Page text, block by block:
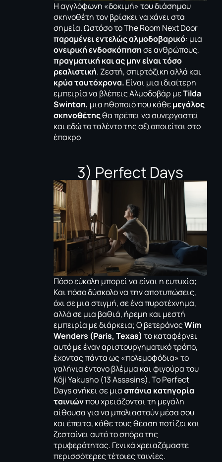
Η αγγλόφωνη «δοκιμή» του διάσημου
σκηνοθέτη τον βρίσκει να χάνει στα
σημεία. Ωστόσο το The Room Next Door
παραμένει εντελώς αλμοδοβαρικό: μια
ονειρική ενδοσκόπησησε ανθρώπους,
πραγματική και ας μην είναι τόσο
ρεαλιστική. Ζεστή, σπιρτόζικη αλλά και
κρύα ταυτόχρονα. Είναι μια ιδιαίτερη
εμπειρία να βλέπεις Αλμοδοβάρ μεTilda
Swinton, μια ηθοποιό που κάθεμεγάλος
σκηνοθέτηςθα πρέπει να συνεργαστεί
και εδώ το ταλέντο της αξιοποιείται στο
έπακρο
3) Perfect Days
Πόσο εύκολη μπορεί να είναι η ευτυχία;
Και πόσο δύσκολο να την αποτυπώσεις,
όχι σε μια στιγμή, σε ένα πυροτέχνημα,
αλλά σε μια βαθιά, ήρεμη και μεστή
εμπειρία με διάρκεια; Ο βετεράνοςWim
Wenders (Paris, Texas) το καταφέρνει
αυτό με έναν αριστουργηματικό τρόπο,
έχοντας πάντα ως «πολεμοφόδια» το
γαλήνια έντονο βλέμμα και φιγούρα του
Kôji Yakusho (13 Assasins). To Perfect
Days ανήκει σε μιασπάνια κατηγορία
ταινιώνπου χρειάζονται τη μεγάλη
αίθουσα για να μπολιαστούν μέσα σου
και έπειτα, κάθε τους θέαση ποτίζει και
ζεσταίνει αυτό το σπόρο της
τρυφερότητας. Γενικά χρειαζόμαστε
περισσότερες τέτοιες ταινίες.